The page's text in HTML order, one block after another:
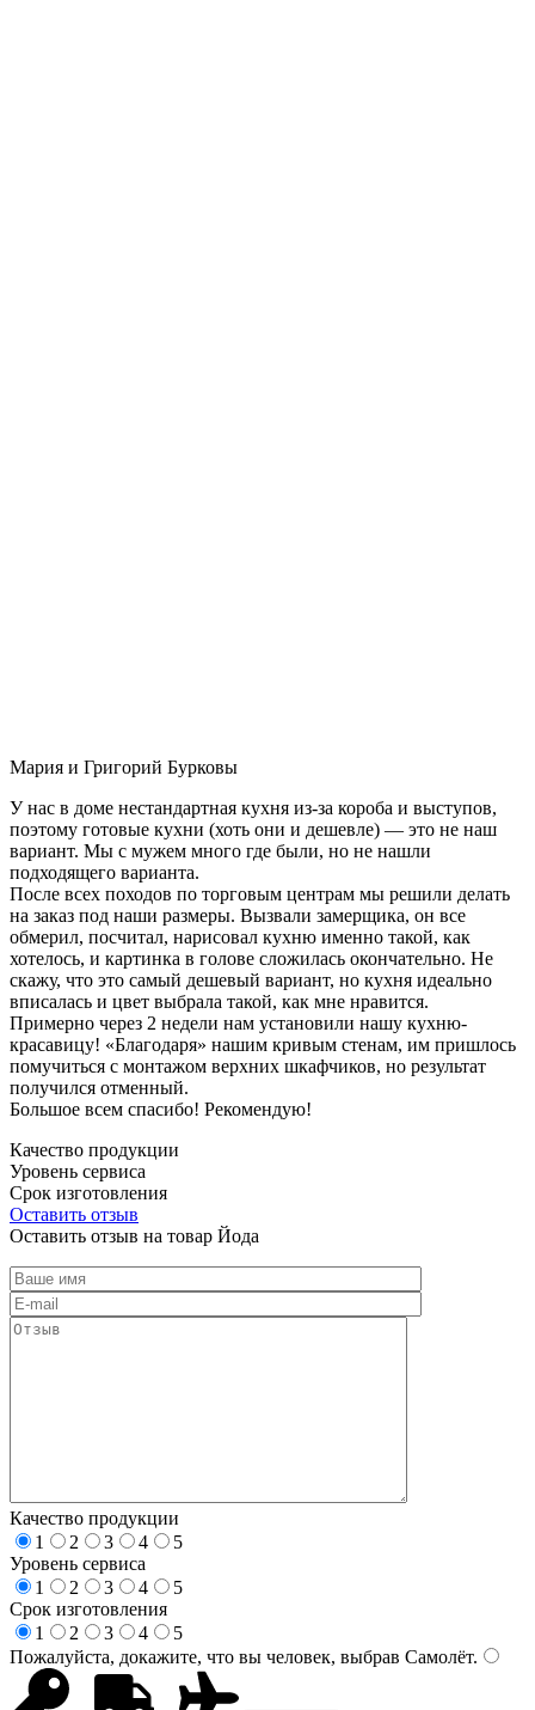
Мария и Григорий Бурковы
У нас в доме нестандартная кухня из-за короба и выступов,
поэтому готовые кухни (хоть они и дешевле) — это не наш
вариант. Мы с мужем много где были, но не нашли
подходящего варианта.
После всех походов по торговым центрам мы решили делать
на заказ под наши размеры. Вызвали замерщика, он все
обмерил, посчитал, нарисовал кухню именно такой, как
хотелось, и картинка в голове сложилась окончательно. Не
скажу, что это самый дешевый вариант, но кухня идеально
вписалась и цвет выбрала такой, как мне нравится.
Примерно через 2 недели нам установили нашу кухню-
красавицу! «Благодаря» нашим кривым стенам, им пришлось
помучиться с монтажом верхних шкафчиков, но результат
получился отменный.
Большое всем спасибо! Рекомендую!
Качество продукции
Уровень сервиса
Срок изготовления
Оставить отзыв
Оставить отзыв на товар Йода
Качество продукции
1
2 3 4
5
Уровень сервиса
1
2 3 4
5
Срок изготовления
1
2 3 4
5
Пожалуйста, докажите, что вы человек, выбрав Самолёт.